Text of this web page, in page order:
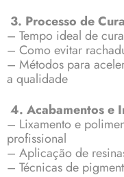
3. Processo de
– Tempo ideal de cura
– Como evitar
– Métodos para
a qualidade
4. Acabamentos e
– Lixamento e
profissional
– Aplicação de
– Técnicas de